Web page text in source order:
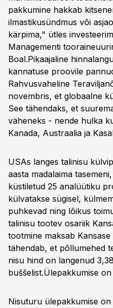
pakkumine hakkab
ilmastikusündmus või
kärpima," ütles
Managementi
Boal.Pikaajaline
kannatuse proovile
Rahvusvaheline
novembris, et globaalne
See tähendaks, et
väheneks - nende hulka
Kanada, Austraalia ja
USAs langes talinisu
aasta madalaima
küstiletud 25 analüütiku
külvatakse sügisel,
puhkevad ning lõikus
talinisu tootev osariik
tootmine maksab
tähendab, et põllumehed
nisu hind on langenud
buššelist.Ülepakkumise
Nisuturu ülepakkumise on